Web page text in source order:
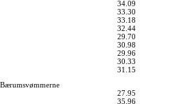
34.09
33.30
33.18
32.44
29.70
30.98
29.96
30.33
31.15
Bærumsvømmerne
27.95
35.96